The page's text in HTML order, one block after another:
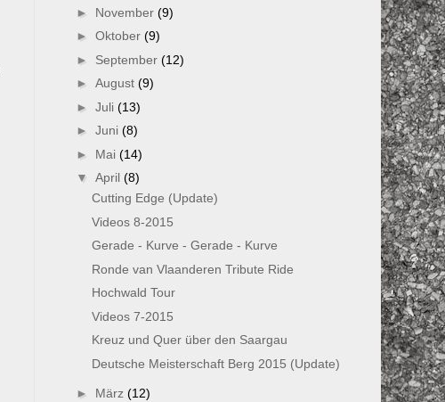
► November (9)
► Oktober (9)
► September (12)
► August (9)
► Juli (13)
► Juni (8)
► Mai (14)
▼ April (8)
Cutting Edge (Update)
Videos 8-2015
Gerade - Kurve - Gerade - Kurve
Ronde van Vlaanderen Tribute Ride
Hochwald Tour
Videos 7-2015
Kreuz und Quer über den Saargau
Deutsche Meisterschaft Berg 2015 (Update)
► März (12)